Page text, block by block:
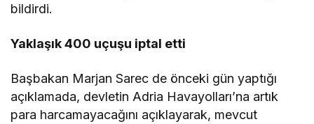
bildirdi.
Yaklaşık 400 uçuşu iptal etti
Başbakan Marjan Sarec de önceki gün yaptığı
açıklamada, devletin Adria Havayolları’na artık
para harcamayacağını açıklayarak, mevcut